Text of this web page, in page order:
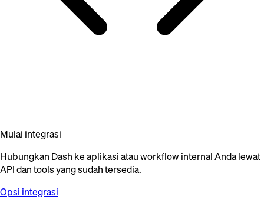
Mulai integrasi
Hubungkan Dash ke aplikasi atau workflow internal Anda lewat
API dan tools yang sudah tersedia.
Opsi integrasi